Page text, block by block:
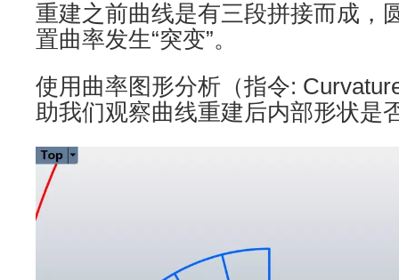
重建之前曲线是有三段拼接而成，
置曲率发生“突变”。
使用曲率图形分析（指令:
助我们观察曲线重建后内部形状是